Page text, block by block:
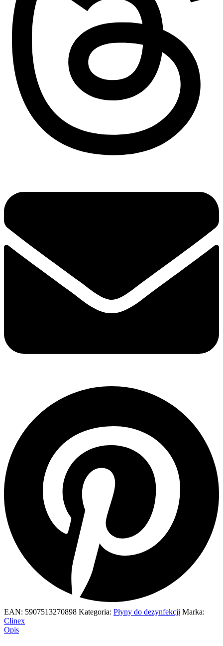
EAN: 5907513270898 Kategoria: Płyny do dezynfekcji Marka:
Clinex
Opis